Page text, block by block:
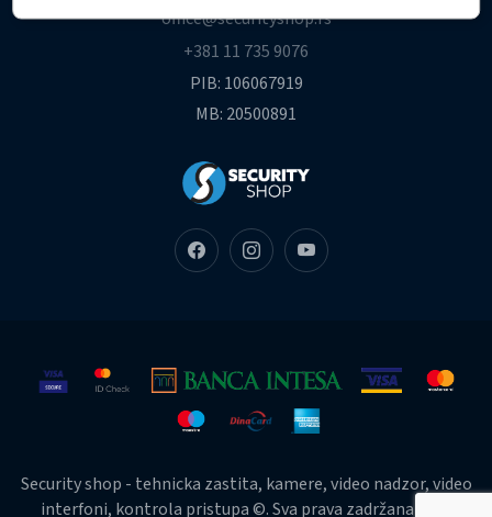
office@securityshop.rs
+381 11 735 9076
PIB: 106067919
MB: 20500891
Security shop - tehnicka zastita, kamere, video nadzor, video
interfoni, kontrola pristupa ©. Sva prava zadržana 2026